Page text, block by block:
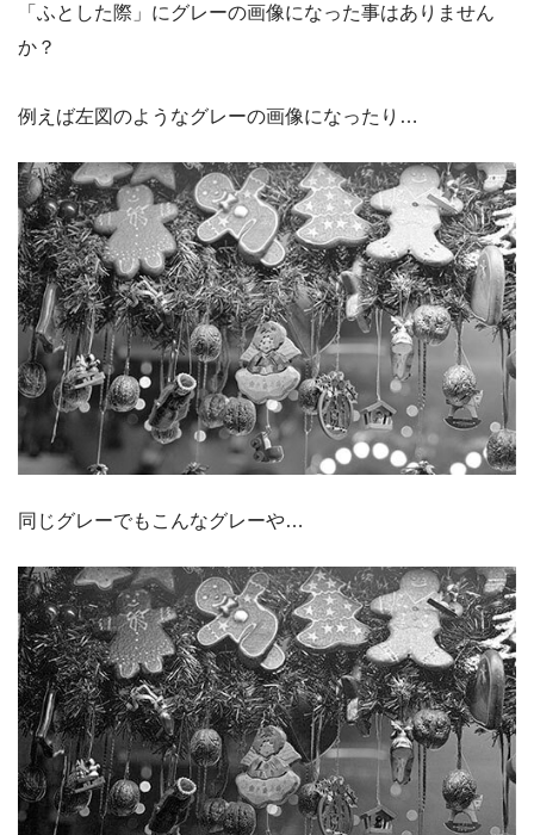
「ふとした際」にグレーの画像になった事はありません
か？
例えば左図のようなグレーの画像になったり…
同じグレーでもこんなグレーや…